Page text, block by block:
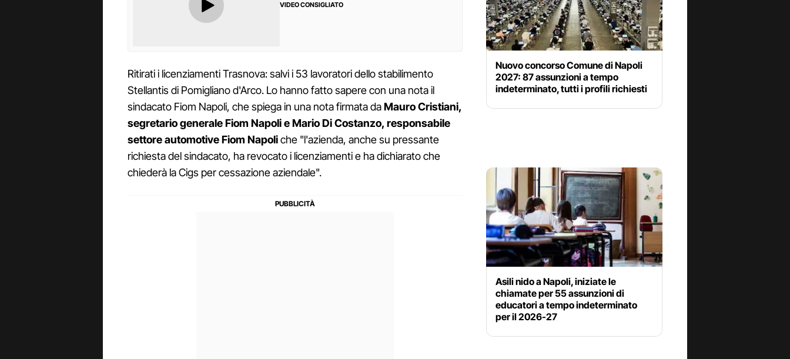
VIDEO CONSIGLIATO
Ritirati i licenziamenti Trasnova: salvi i 53 lavoratori dello stabilimento
Stellantis di Pomigliano d'Arco. Lo hanno fatto sapere con una nota il
sindacato Fiom Napoli, che spiega in una nota firmata daMauro Cristiani,
segretario generale Fiom Napoli e Mario Di Costanzo, responsabile
settore automotive Fiom Napoliche "l'azienda, anche su pressante
richiesta del sindacato, ha revocato i licenziamenti e ha dichiarato che
chiederà la Cigs per cessazione aziendale".
Nuovo concorso Comune di Napoli
2027: 87 assunzioni a tempo
indeterminato, tutti i profili richiesti
Asili nido a Napoli, iniziate le
chiamate per 55 assunzioni di
educatori a tempo indeterminato
per il 2026-27